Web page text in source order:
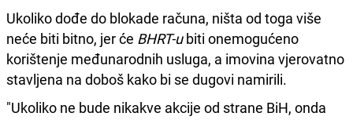
Ukoliko dođe do blokade računa, ništa od toga više
neće biti bitno, jer će BHRT-ubiti onemogućeno
korištenje međunarodnih usluga, a imovina vjerovatno
stavljena na doboš kako bi se dugovi namirili.
"Ukoliko ne bude nikakve akcije od strane BiH, onda